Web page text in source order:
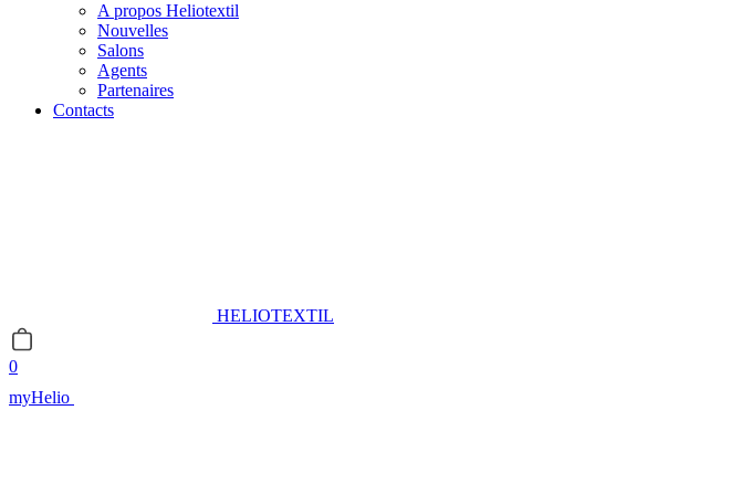
A propos Heliotextil
Nouvelles
Salons
Agents
Partenaires
Contacts
HELIOTEXTIL
0
myHelio